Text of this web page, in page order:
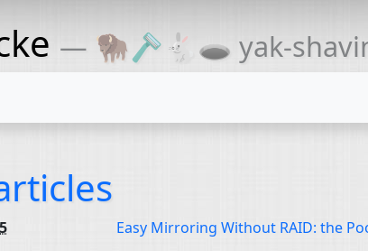
— 🦬🪒🐇🕳 yak-
Easy Mirroring Without RAID: the